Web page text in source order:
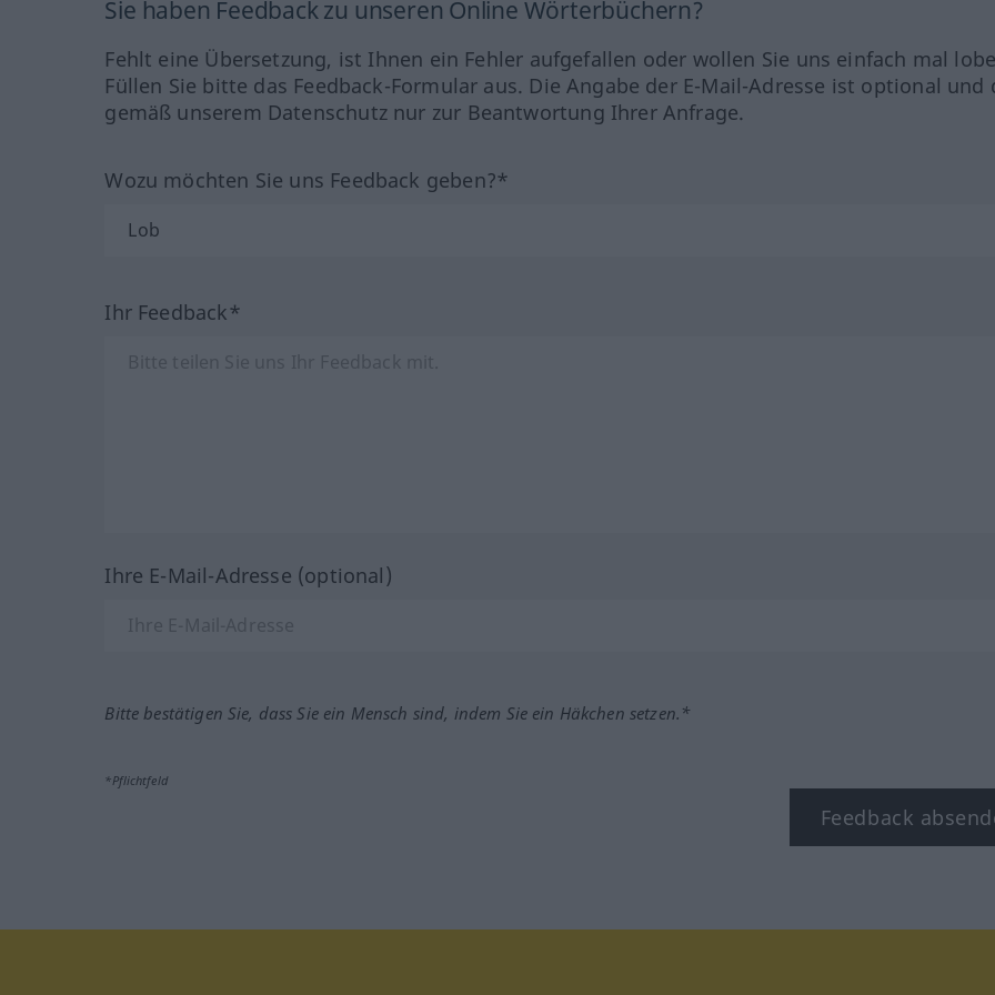
Sie haben Feedback zu unseren Online Wörterbüchern?
Fehlt eine Übersetzung, ist Ihnen ein Fehler aufgefallen oder wollen Sie uns einfach mal
Füllen Sie bitte das Feedback-Formular aus. Die Angabe der E-Mail-Adresse ist optional und
gemäß unserem Datenschutz nur zur Beantwortung Ihrer Anfrage.
Wozu möchten Sie uns Feedback geben?*
Ihr Feedback*
Ihre E-Mail-Adresse (optional)
Bitte bestätigen Sie, dass Sie ein Mensch sind, indem Sie ein Häkchen setzen.*
*Pflichtfeld
Feedback